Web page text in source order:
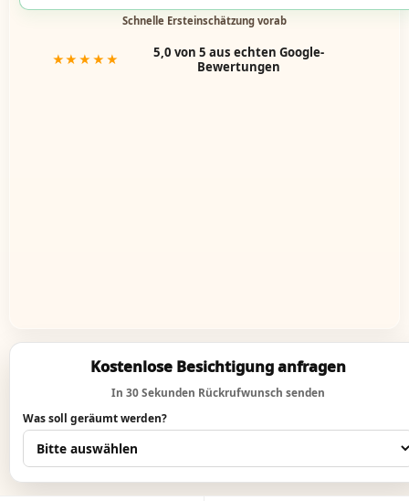
Schnelle Ersteinschätzung vorab
★★★★★
5,0 von 5 aus echten Google-
Bewertungen
Kostenlose Besichtigung anfragen
In 30 Sekunden Rückrufwunsch senden
Was soll geräumt werden?